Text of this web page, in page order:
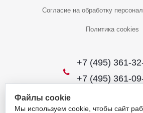
Согласие на обработку
Политика cookies
+7 (495) 361-
+7 (495) 361-
2026 © Уникальный
Файлы cookie
Мы используем cookie, чтобы сайт